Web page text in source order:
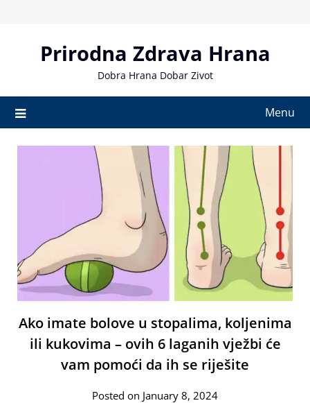
Prirodna Zdrava Hrana
Dobra Hrana Dobar Zivot
Menu
Ako imate bolove u stopalima, koljenima
ili kukovima – ovih 6 laganih vježbi će
vam pomoći da ih se riješite
Posted on January 8, 2024